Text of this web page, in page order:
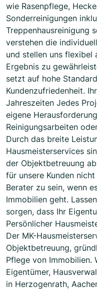
wie Rasenpflege,
Sonderreinigungen
Treppenhausreinigung
verstehen die
und stellen uns flexibel
Ergebnis zu
setzt auf hohe
Kundenzufriedenheit.
Jahreszeiten Jedes
eigene
Reinigungsarbeiten
Durch das breite
Hausmeisterservices
der Objektbetreuung
für unsere Kunden
Berater zu sein, wenn
Immobilien geht.
sorgen, dass Ihr
Persönlicher
Der MK-
Objektbetreuung,
Pflege von Immobilien.
Eigentümer,
in Herzogenrath,